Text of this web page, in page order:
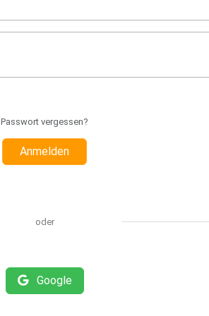
Passwort vergessen?
Anmelden
oder
Google